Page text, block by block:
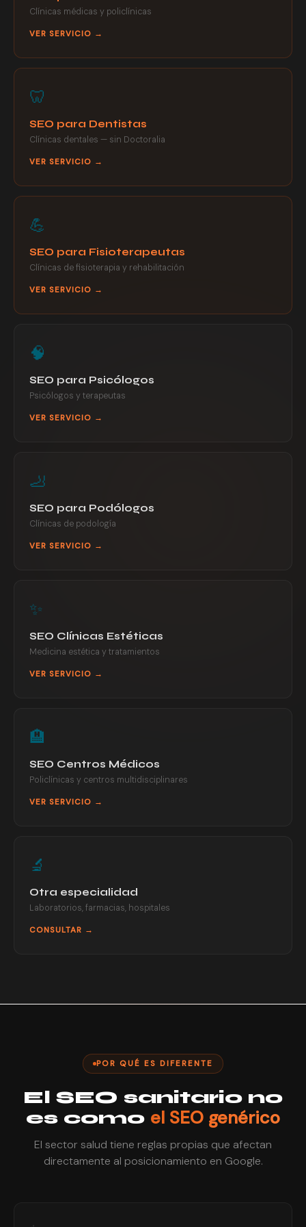
Clínicas médicas y policlínicas
VER SERVICIO →
🦷
SEO para Dentistas
Clínicas dentales — sin Doctoralia
VER SERVICIO →
💪
SEO para Fisioterapeutas
Clínicas de fisioterapia y rehabilitación
VER SERVICIO →
🧠
SEO para Psicólogos
Psicólogos y terapeutas
VER SERVICIO →
🦶
SEO para Podólogos
Clínicas de podología
VER SERVICIO →
✨
SEO Clínicas Estéticas
Medicina estética y tratamientos
VER SERVICIO →
🏨
SEO Centros Médicos
Policlínicas y centros multidisciplinares
VER SERVICIO →
🔬
Otra especialidad
Laboratorios, farmacias, hospitales
CONSULTAR →
POR QUÉ ES DIFERENTE
El SEO sanitario no
es como el SEO genérico
El sector salud tiene reglas propias que afectan
directamente al posicionamiento en Google.